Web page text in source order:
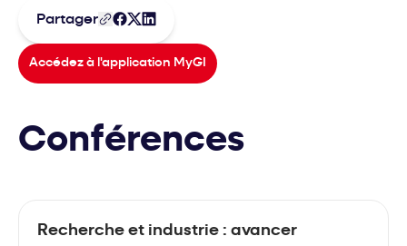
Partager
Accédez à l'application MyGI
Conférences
Recherche et industrie : avancer